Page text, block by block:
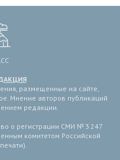
размещенные на сайте,
Мнение авторов публикаций
редакции.
о регистрации СМИ № 3 247
комитетом Российской